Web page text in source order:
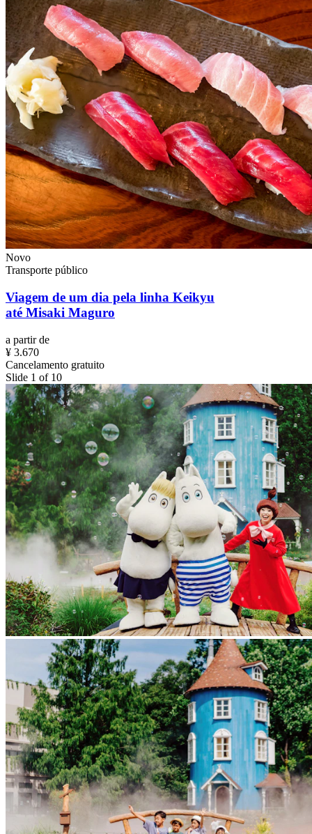
Novo
Transporte público
Viagem de um dia pela linha Keikyu
até Misaki Maguro
a partir de
¥ 3.670
Cancelamento gratuito
Slide 1 of 10